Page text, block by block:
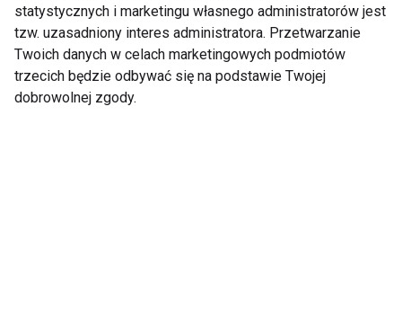
statystycznych i marketingu własnego administratorów jest
tzw. uzasadniony interes administratora. Przetwarzanie
Twoich danych w celach marketingowych podmiotów
trzecich będzie odbywać się na podstawie Twojej
dobrowolnej zgody.